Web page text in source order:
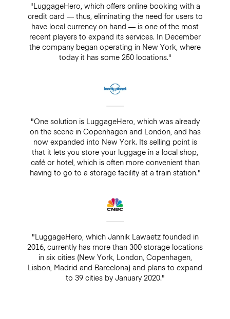
"LuggageHero, which offers online booking with a
credit card — thus, eliminating the need for users to
have local currency on hand — is one of the most
recent players to expand its services. In December
the company began operating in New York, where
today it has some 250 locations."
"One solution is LuggageHero, which was already
on the scene in Copenhagen and London, and has
now expanded into New York. Its selling point is
that it lets you store your luggage in a local shop,
café or hotel, which is often more convenient than
having to go to a storage facility at a train station."
"LuggageHero, which Jannik Lawaetz founded in
2016, currently has more than 300 storage locations
in six cities (New York, London, Copenhagen,
Lisbon, Madrid and Barcelona) and plans to expand
to 39 cities by January 2020."